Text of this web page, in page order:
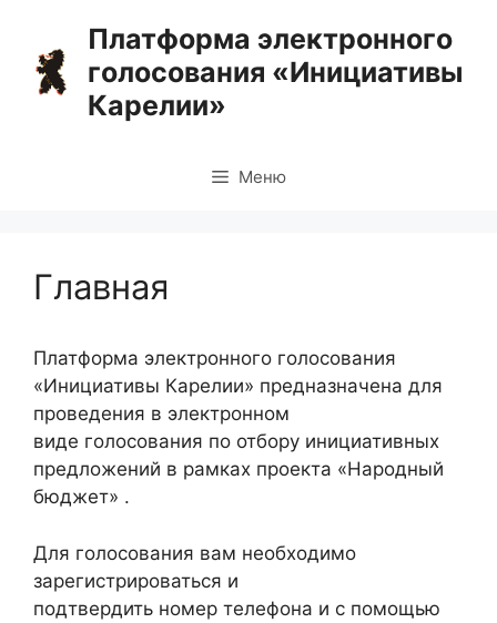
содержимому
Платформа электронного
голосования «Инициативы
Карелии»
Меню
Главная
Платформа электронного голосования
«Инициативы Карелии» предназначена для
проведения в электронном
виде голосования по отбору инициативных
предложений в рамках проекта «Народный
бюджет» .
Для голосования вам необходимо
зарегистрироваться и
подтвердить номер телефона и с помощью